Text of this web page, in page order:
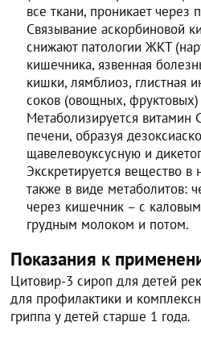
все ткани, проникает через
Связывание аскорбиновой
снижают патологии ЖКТ
кишечника, язвенная
кишки, лямблиоз, глистная
соков (овощных,
Метаболизируется витамин
печени, образуя
щавелевоуксусную и
Экскретируется вещество
также в виде метаболитов:
через кишечник – с
грудным молоком и потом.
Показания к
Цитовир-3 сироп для детей
для профилактики и
гриппа у детей старше 1 года.